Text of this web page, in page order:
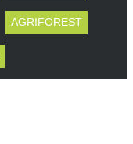
AGRIFOREST